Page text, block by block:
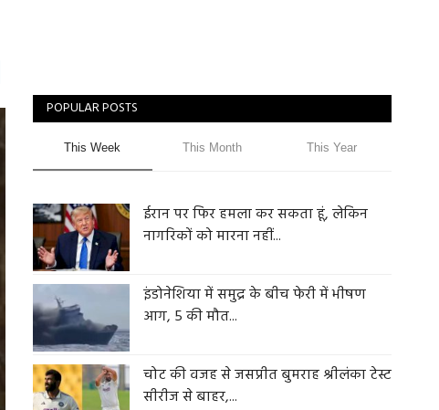
POPULAR POSTS
This Week This Month This Year
ईरान पर फिर हमला कर सकता हूं, लेकिन
नागरिकों को मारना नहीं...
इंडोनेशिया में समुद्र के बीच फेरी में भीषण
आग, 5 की मौत...
चोट की वजह से जसप्रीत बुमराह श्रीलंका टेस्ट
सीरीज से बाहर,...